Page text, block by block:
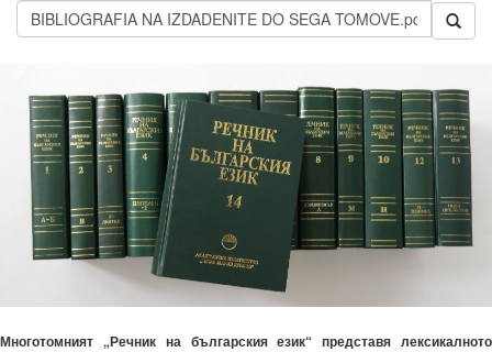
Многотомният „Речник на българския език“ представя лексикалното